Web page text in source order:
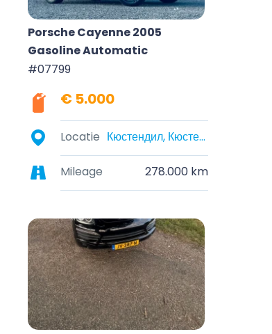
Porsche Cayenne 2005
Gasoline Automatic
#07799
€ 5.000
Locatie Кюстендил, Кюстендил, България
Mileage 278.000 km